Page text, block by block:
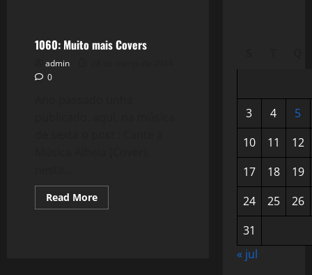
1060: Muito mais Covers
admin
0
Read MoreRead
more
3 4
5
10
11
12
17
18
19
24
25
26
31
« jul